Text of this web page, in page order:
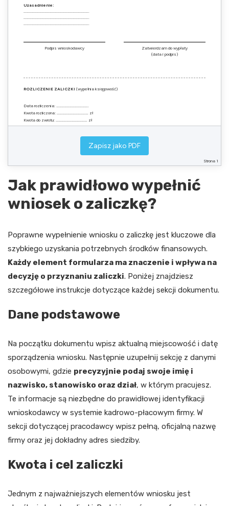
Uzasadnienie:
Podpis wnioskodawcy
Zatwierdzam do wypłaty
(data i podpis)
ROZLICZENIE ZALICZKI (wypełnia księgowość)
Data rozliczenia: ………………………………..
Kwota rozliczona: ………………………………. zł
Kwota do zwrotu: ………………………………. zł
Kwota do dopłaty: ……………………………… zł
Strona 1
Zapisz jako PDF
Jak prawidłowo wypełnić
wniosek o zaliczkę?
Poprawne wypełnienie wniosku o zaliczkę jest kluczowe dla
szybkiego uzyskania potrzebnych środków finansowych.
Każdy element formularza ma znaczenie i wpływa na
decyzję o przyznaniu zaliczki. Poniżej znajdziesz
szczegółowe instrukcje dotyczące każdej sekcji dokumentu.
Dane podstawowe
Na początku dokumentu wpisz aktualną miejscowość i datę
sporządzenia wniosku. Następnie uzupełnij sekcję z danymi
osobowymi, gdzie precyzyjnie podaj swoje imię i
nazwisko, stanowisko oraz dział, w którym pracujesz.
Te informacje są niezbędne do prawidłowej identyfikacji
wnioskodawcy w systemie kadrowo-płacowym firmy. W
sekcji dotyczącej pracodawcy wpisz pełną, oficjalną nazwę
firmy oraz jej dokładny adres siedziby.
Kwota i cel zaliczki
Jednym z najważniejszych elementów wniosku jest